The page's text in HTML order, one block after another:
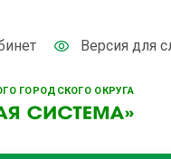
ГОРОДСКОГО ОКРУГА
Версия для